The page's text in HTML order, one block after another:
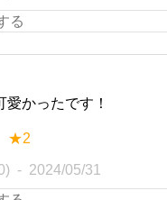
愛かったです！
★2
2024/05/31